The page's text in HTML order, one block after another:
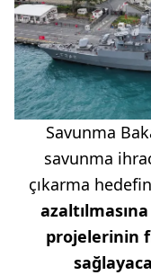
Savunma
savunma
çıkarma
projelerinin